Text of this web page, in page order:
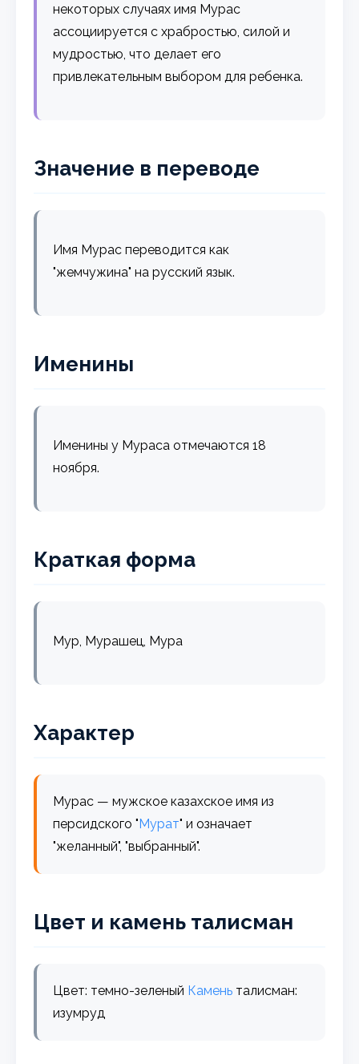
некоторых случаях имя Мурас
ассоциируется с храбростью, силой и
мудростью, что делает его
привлекательным выбором для ребенка.
Значение в переводе
Имя Мурас переводится как
"жемчужина" на русский язык.
Именины
Именины у Мураса отмечаются 18
ноября.
Краткая форма
Мур, Мурашец, Мура
Характер
Мурас — мужское казахское имя из
персидского "Мурат" и означает
"желанный", "выбранный".
Цвет и камень талисман
Цвет: темно-зеленый Камень талисман:
изумруд